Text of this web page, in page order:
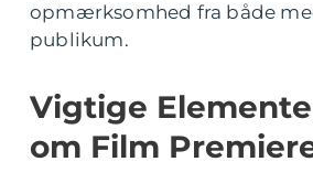
opmærksomhed fra både
publikum.
Vigtige
om Film